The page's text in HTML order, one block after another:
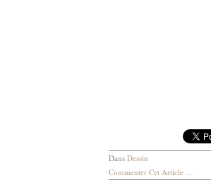
Dans Dessin
Commenter Cet Article …